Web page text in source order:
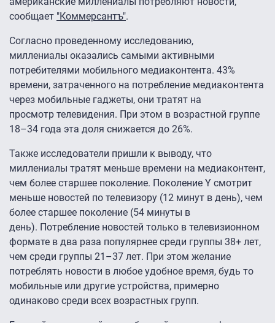
сообщает "Коммерсантъ".
Согласно проведенному исследованию,
миллениалы оказались самыми активными
потребителями мобильного медиаконтента. 43%
времени, затраченного на потребление медиаконтента
через мобильные гаджеты, они тратят на
просмотр телевидения. При этом в возрастной группе
18–34 года эта доля снижается до 26%.
Также исследователи пришли к выводу, что
миллениалы тратят меньше времени на медиаконтент,
чем более старшее поколение. Поколение Y смотрит
меньше новостей по телевизору (12 минут в день), чем
более старшее поколение (54 минуты в
день). Потребление новостей только в телевизионном
формате в два раза популярнее среди группы 38+ лет,
чем среди группы 21–37 лет. При этом желание
потреблять новости в любое удобное время, будь то
мобильные или другие устройства, примерно
одинаково среди всех возрастных групп.